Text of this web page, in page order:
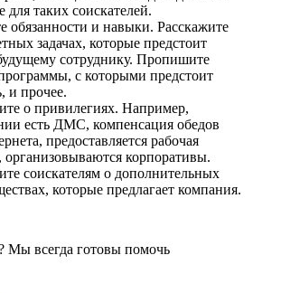
для таких соискателей.
обязанности и навыки. Расскажите
задачах, которые предстоит
сотруднику. Пропишите
с которыми предстоит
и прочее.
о привилегиях. Например,
есть ДМС, компенсация обедов
предоставляется рабочая
организовываются корпоративы.
соискателям о дополнительных
которые предлагает компания.
Мы всегда готовы помочь